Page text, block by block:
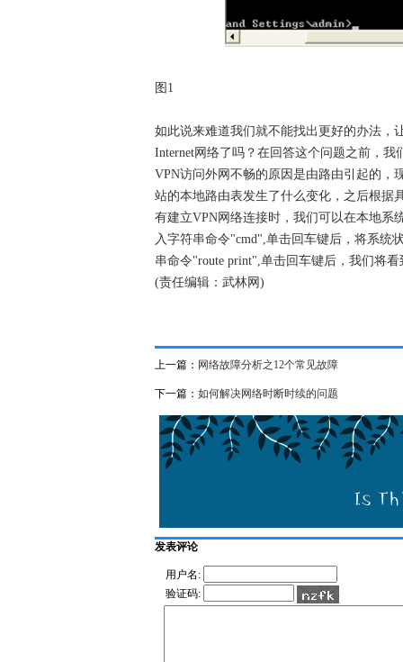
图1
如此说来难道我们就不能找出更好的办法，
Internet网络了吗？在回答这个问题之前，
VPN访问外网不畅的原因是由路由引起的，
站的本地路由表发生了什么变化，之后根据
有建立VPN网络连接时，我们可以在本地
入字符串命令"cmd",单击回车键后，将系统
串命令"route print",单击回车键后，我们将
(责任编辑：武林网)
上一篇： 网络故障分析之12个常见故障
下一篇： 如何解决网络时断时续的问题
发表评论
用户名:
验证码: